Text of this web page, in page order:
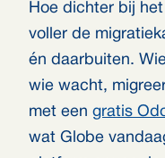
Hoe dichter bij
voller de
én daarbuiten.
wie wacht,
met een gratis
wat Globe